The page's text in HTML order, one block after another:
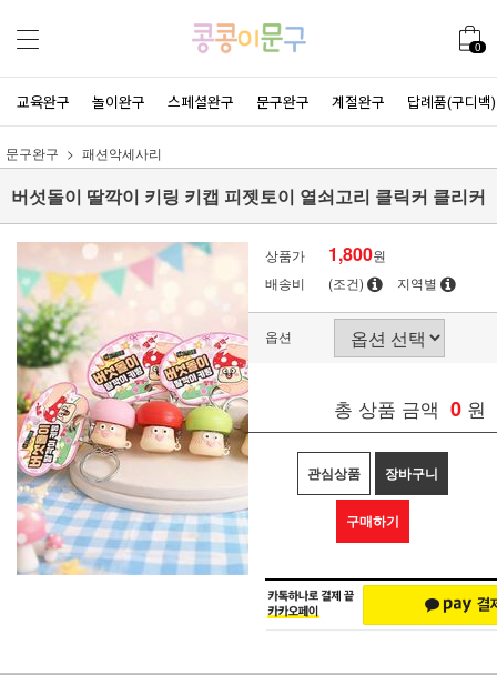
0
교육완구 놀이완구 스페셜완구 문구완구 계절완구 답례품(구디백)
문구완구 패션악세사리
버섯돌이 딸깍이 키링 키캡 피젯토이 열쇠고리 클릭커 클리커
상품가 1,800원
배송비
(조건) 지역별
옵션
총 상품 금액 0 원
관심상품 장바구니
구매하기